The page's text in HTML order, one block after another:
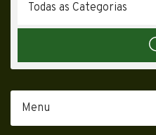
Todas as Categorias
Menu